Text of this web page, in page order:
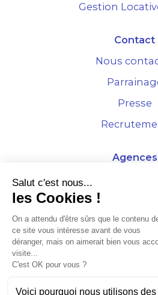
Gestion
Contact
Nous
Presse
Agences
4 Rue de la Bourse -
10 rue d'Austerlitz -
À L'HORIZON 2025
Salut c'est nous...
les Cookies !
On a attendu d'être sûrs que le contenu
ce site vous intéresse avant de vous
déranger, mais on aimerait bien vous
visite...
C'est OK pour vous ?
Voici pourquoi nous utilisons des